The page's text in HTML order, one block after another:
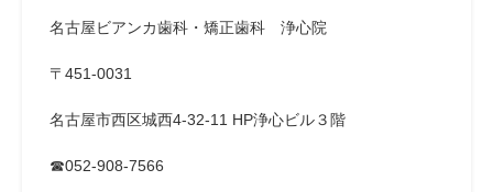
名古屋ビアンカ歯科・矯正歯科 浄心院
〒451-0031
名古屋市西区城西4-32-11 HP浄心ビル３階
☎052-908-7566